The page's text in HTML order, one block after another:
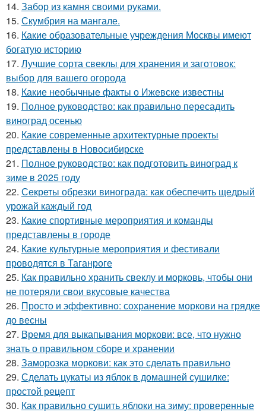
14. Забор из камня своими руками.
15. Скумбрия на мангале.
16. Какие образовательные учреждения Москвы имеют
богатую историю
17. Лучшие сорта свеклы для хранения и заготовок:
выбор для вашего огорода
18. Какие необычные факты о Ижевске известны
19. Полное руководство: как правильно пересадить
виноград осенью
20. Какие современные архитектурные проекты
представлены в Новосибирске
21. Полное руководство: как подготовить виноград к
зиме в 2025 году
22. Секреты обрезки винограда: как обеспечить щедрый
урожай каждый год
23. Какие спортивные мероприятия и команды
представлены в городе
24. Какие культурные мероприятия и фестивали
проводятся в Таганроге
25. Как правильно хранить свеклу и морковь, чтобы они
не потеряли свои вкусовые качества
26. Просто и эффективно: сохранение моркови на грядке
до весны
27. Время для выкапывания моркови: все, что нужно
знать о правильном сборе и хранении
28. Заморозка моркови: как это сделать правильно
29. Сделать цукаты из яблок в домашней сушилке:
простой рецепт
30. Как правильно сушить яблоки на зиму: проверенные